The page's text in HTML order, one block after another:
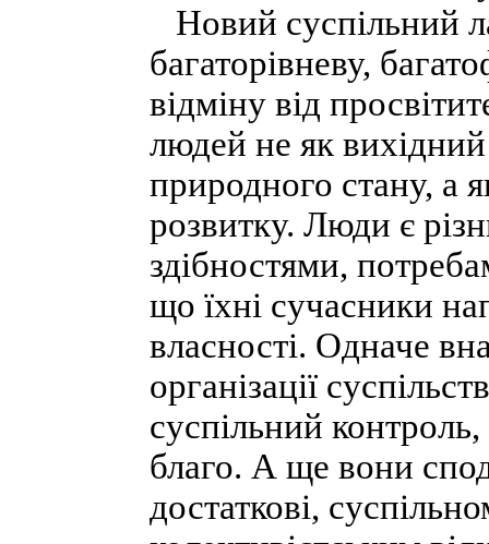
Новий суспільний
багаторівневу,
відміну від
людей не як
природного стану, а
розвитку. Люди є
здібностями,
що їхні сучасники
власності. Одначе
організації
суспільний
благо. А ще вони
достаткові,